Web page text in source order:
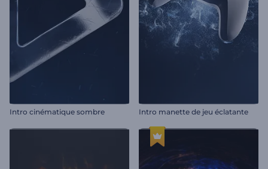
Intro cinématique sombre Intro manette de jeu éclatante